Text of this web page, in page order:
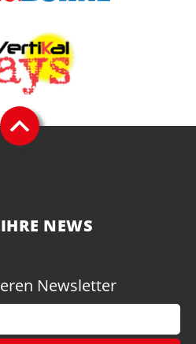
NEWS
Newsletter